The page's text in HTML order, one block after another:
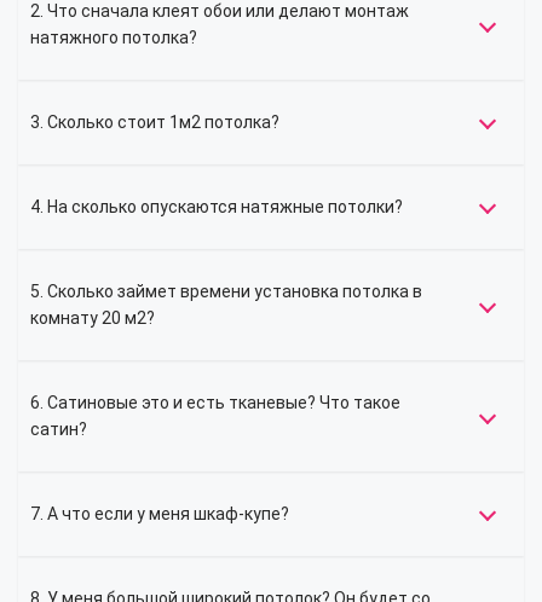
2. Что сначала клеят обои или делают монтаж
натяжного потолка?
3. Сколько стоит 1м2 потолка?
4. На сколько опускаются натяжные потолки?
5. Сколько займет времени установка потолка в
комнату 20 м2?
6. Сатиновые это и есть тканевые? Что такое
сатин?
7. А что если у меня шкаф-купе?